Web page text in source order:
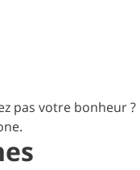
pas votre bonheur ?